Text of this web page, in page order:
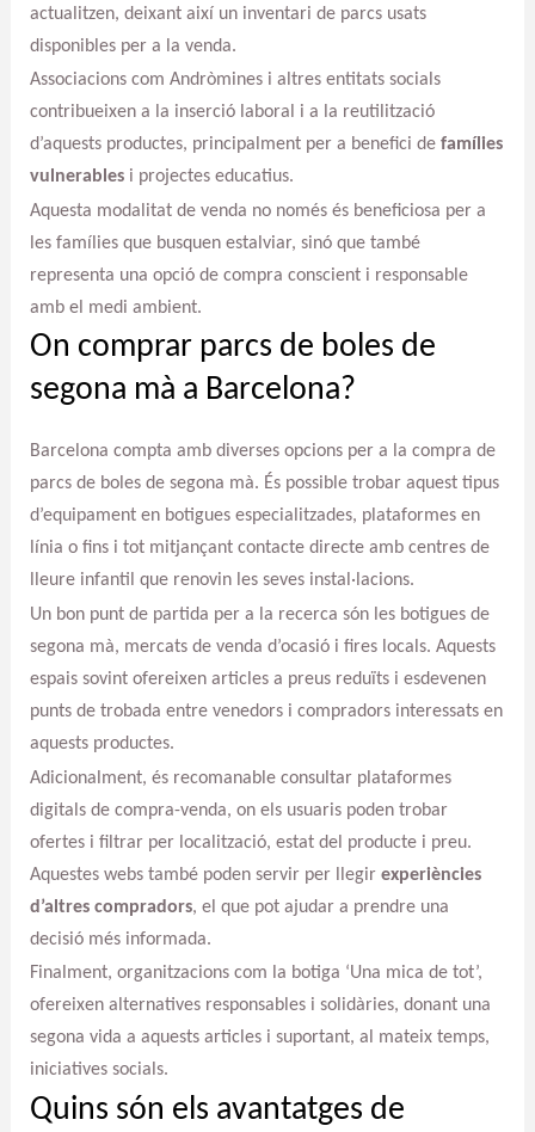
actualitzen, deixant així un inventari de parcs usats
disponibles per a la venda.
Associacions com Andròmines i altres entitats socials
contribueixen a la inserció laboral i a la reutilització
d’aquests productes, principalment per a benefici de famílies
vulnerablesi projectes educatius.
Aquesta modalitat de venda no només és beneficiosa per a
les famílies que busquen estalviar, sinó que també
representa una opció de compra conscient i responsable
amb el medi ambient.
On comprar parcs de boles de
segona mà a Barcelona?
Barcelona compta amb diverses opcions per a la compra de
parcs de boles de segona mà. És possible trobar aquest tipus
d’equipament en botigues especialitzades, plataformes en
línia o fins i tot mitjançant contacte directe amb centres de
lleure infantil que renovin les seves instal·lacions.
Un bon punt de partida per a la recerca són les botigues de
segona mà, mercats de venda d’ocasió i fires locals. Aquests
espais sovint ofereixen articles a preus reduïts i esdevenen
punts de trobada entre venedors i compradors interessats en
aquests productes.
Adicionalment, és recomanable consultar plataformes
digitals de compra-venda, on els usuaris poden trobar
ofertes i filtrar per localització, estat del producte i preu.
Aquestes webs també poden servir per llegir experiències
d’altres compradors, el que pot ajudar a prendre una
decisió més informada.
Finalment, organitzacions com la botiga ‘Una mica de tot’,
ofereixen alternatives responsables i solidàries, donant una
segona vida a aquests articles i suportant, al mateix temps,
iniciatives socials.
Quins són els avantatges de